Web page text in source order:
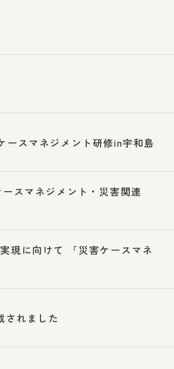
スマネジメント研修in宇和島
スマネジメント・災害関連
現に向けて 「災害ケースマネ
されました